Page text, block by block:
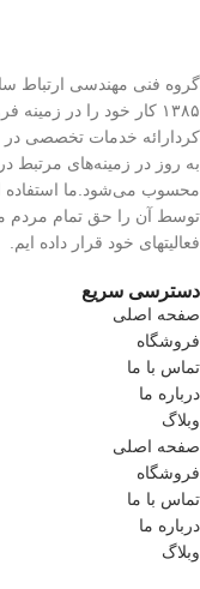
گروه فنی مهندسی ارتباط
۱۳۸۵ کار خود را در
کردارائه خدمات تخصصی در
به‌ روز در زمینه‌های مرتبط
محسوب می‌شود.ما استفاده
توسط آن را حق تمام مردم
فعالیتهای خود قرار داده ایم.
دسترسی سریع
صفحه اصلی
فروشگاه
تماس با ما
درباره ما
وبلاگ
صفحه اصلی
فروشگاه
تماس با ما
درباره ما
وبلاگ